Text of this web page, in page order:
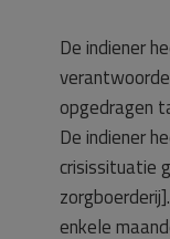
De indiener
opgedragen
De indiener
crisissituatie
enkele